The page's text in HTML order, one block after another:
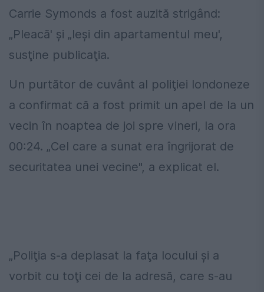
Carrie Symonds a fost auzită strigând:
„Pleacă' şi „Ieşi din apartamentul meu',
susţine publicaţia.
Un purtător de cuvânt al poliţiei londoneze
a confirmat că a fost primit un apel de la un
vecin în noaptea de joi spre vineri, la ora
00:24. „Cel care a sunat era îngrijorat de
securitatea unei vecine", a explicat el.
„Poliţia s-a deplasat la faţa locului şi a
vorbit cu toţi cei de la adresă, care s-au